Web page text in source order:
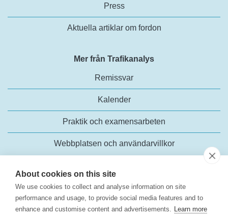
About cookies on this site
We use cookies to collect and analyse information on site
performance and usage, to provide social media features and to
enhance and customise content and advertisements. Learn more
Press
Aktuella artiklar om fordon
Mer från Trafikanalys
Remissvar
Kalender
Praktik och examensarbeten
Webbplatsen och användarvillkor